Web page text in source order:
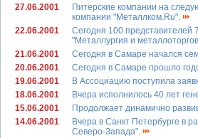
27.06.2001
Питерские компании на
компании "Металлком.Ru".
22.06.2001
Сегодня 100 представителей
"Металлургия и
21.06.2001
Сегодня в Самаре начался
20.06.2001
Сегодня в Самаре прошло
19.06.2001
В Ассоциацию поступила
18.06.2001
Вчера исполнилось 40 лет
15.06.2001
Продолжает динамично
14.06.2001
Вчера в Санкт Петербурге в
Северо-Запада".